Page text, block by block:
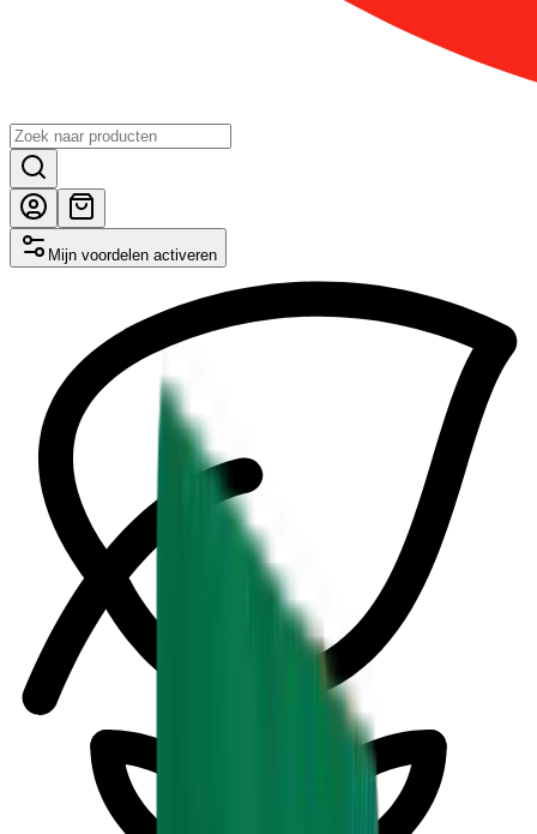
Mijn voordelen activeren